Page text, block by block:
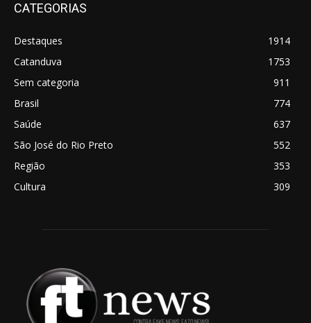
CATEGORIAS
Destaques
1914
Catanduva
1753
Sem categoria
911
Brasil
774
Saúde
637
São José do Rio Preto
552
Região
353
Cultura
309